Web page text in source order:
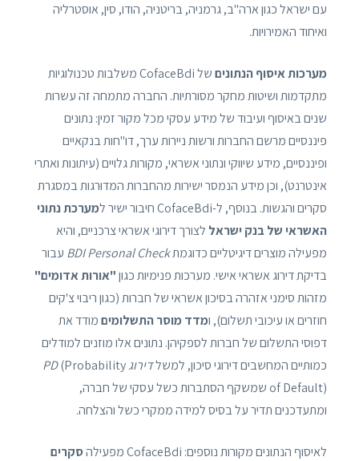
עם ישראל כגון ארה"ב, גרמניה, בריטניה, הודו, סין, אוסטרליה
ואיחוד האמירויות.
מערכות איסוף הנתונים
של CofaceBdi משלבות טכנולוגיות
מתקדמות ושיטות מחקר מסורתיות. החברה מתמחה זה עשרות
שנים באיסוף ועיבוד של מידע עסקי מכל מקור זמין: נתונים
פיננסיים מרשם החברות ורשות ניירות ערך, דו"חות בנקאיים
ופיננסיים, מידע שיווקי ונתוני אשראי, מקורות גלויים (עיתונות ואתרי
אינטרנט), וכן מידע הנמסר ישירות מהחברות המדוּרגות במסגרת
סקרים והגשות. בנוסף, ל-CofaceBdi חיבור ישיר ל
מערכת נתוני
האשראי של בנק ישראל לצורך דירוגי אשראי צרכניים, והיא
מפעילה מוצרים דיגיטליים כדוגמתBDI Personal Check עבור
בדיקת דירוג אשראי אישי. מערכות פנימיות כגון"אורות אדומים"
מזהות סימני אזהרה בסיכון אשראי של חברות (כגון ריבוי צ'קים
חוזרים או עיכובי תשלום), ומדד מוסר התשלומיםמודד את
דפוסי התשלום של חברות לספקיהן. נתונים אלו מוזנים למודלים
כמותיים המחשבים דירוגי סיכון, למשלדירוג PD(Probability
of Default) שמשקף הסתברות כשל עסקי של חברה,
ומתעדכנים תדיר על בסיס למידה ממקרי כשל והצלחה.
לאיסוף הנתונים מקורות נוספים: CofaceBdi מפעילה
סקרים